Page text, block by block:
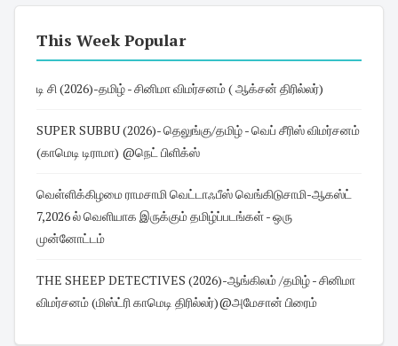
This Week Popular
டி சி (2026)-தமிழ் - சினிமா விமர்சனம் ( ஆக்சன் திரில்லர்)
SUPER SUBBU (2026)- தெலுங்கு/தமிழ் - வெப் சீரிஸ் விமர்சனம்
(காமெடி டிராமா) @நெட் பிளிக்ஸ்
வெள்ளிக்கிழமை ராமசாமி வெட்டாஃபீஸ் வெங்கிடுசாமி-ஆகஸ்ட்
7,2026 ல் வெளியாக இருக்கும் தமிழ்ப்படங்கள் - ஒரு
முன்னோட்டம்
THE SHEEP DETECTIVES (2026)-ஆங்கிலம் /தமிழ் - சினிமா
விமர்சனம் (மிஸ்ட்ரி காமெடி திரில்லர்)@அமேசான் பிரைம்